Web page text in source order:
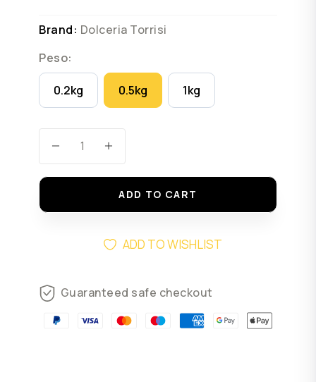
"Foglie x tè" sono confezionate sotto
di differenti dimensioni.
Golosissime per gli amanti del crunch,
stile, le "Foglie x tè" sanno diventare
irresistibili sin dal primo assaggio.
Brand: Dolceria Torrisi
Peso:
0.2kg 0.5kg 1kg
ADD TO CART
ADD TO WISHLIST
Guaranteed safe checkout